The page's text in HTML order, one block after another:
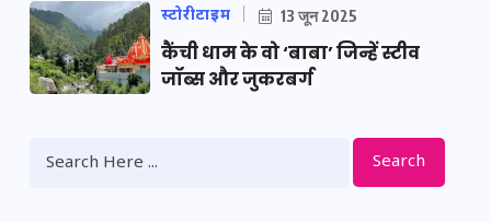
स्टोरीटाइम 13 जून 2025
कैंची धाम के वो ‘बाबा’ जिन्हें स्टीव
जॉब्स और जुकरबर्ग
Search